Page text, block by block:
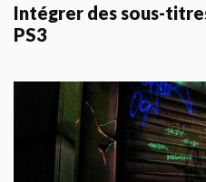
Intégrer des sous-
PS3